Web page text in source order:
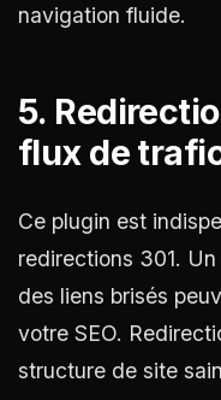
navigation fluide.
5.
flux de
Ce plugin est
redirections 301.
des liens brisés
votre SEO.
structure de site